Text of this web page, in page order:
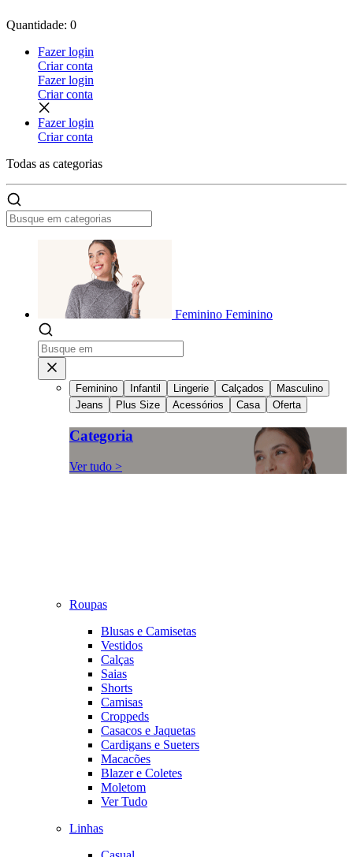
Quantidade: 0
Fazer login
Criar conta
Fazer login
Criar conta
Fazer login
Criar conta
Todas as categorias
Feminino Feminino
Feminino Infantil Lingerie Calçados
Masculino
Jeans
Plus Size Acessórios Casa Oferta
Categoria
Ver tudo >
Roupas
Blusas e Camisetas
Vestidos
Calças
Saias
Shorts
Camisas
Croppeds
Casacos e Jaquetas
Cardigans e Sueters
Macacões
Blazer e Coletes
Moletom
Ver Tudo
Linhas